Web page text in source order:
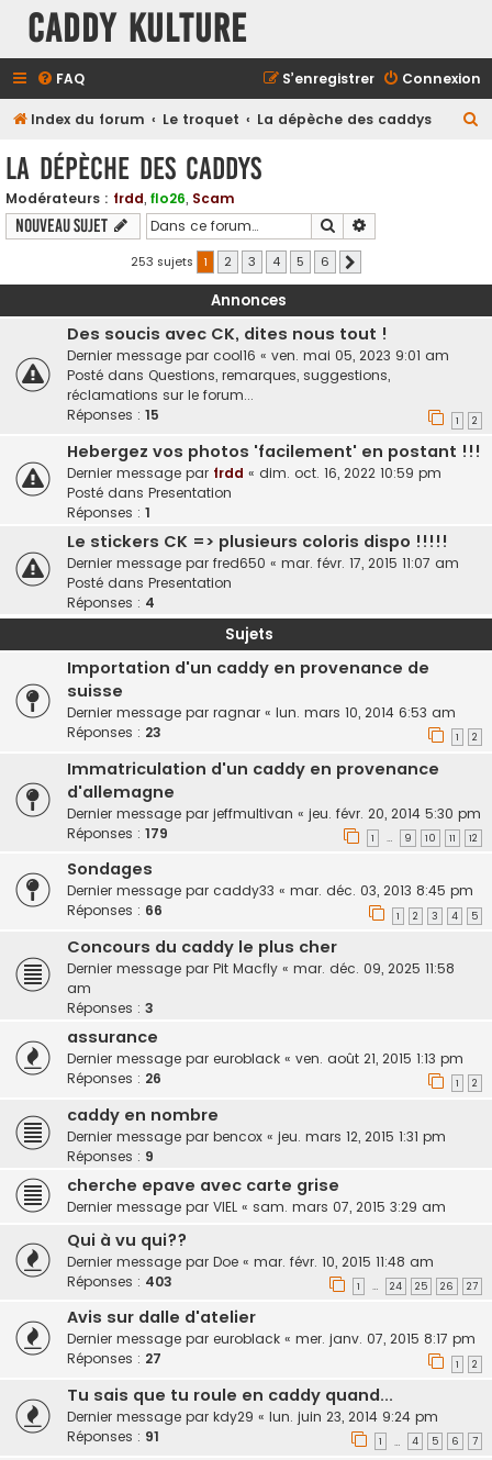
Caddy Kulture
FAQ Connexion
S’enregistrer
Index du forum Le troquet La dépèche des caddys
c
h
La dépèche des caddys
Modérateurs : frdd, flo26, Scam
Nouveau sujet Rechercher
253 sujets 1 2 3 4 5 6
Annonces
Des soucis avec CK, dites nous tout !
Dernier message par cool16 « ven. mai 05, 2023 9:01 am
Posté dans Questions, remarques, suggestions,
réclamations sur le forum...
Réponses : 15 1 2
Hebergez vos photos 'facilement' en postant !!!
Dernier message par frdd « dim. oct. 16, 2022 10:59 pm
Posté dans Presentation
Réponses : 1
Le stickers CK => plusieurs coloris dispo !!!!!
Dernier message par fred650 « mar. févr. 17, 2015 11:07 am
Posté dans Presentation
Réponses : 4
Sujets
Importation d'un caddy en provenance de
suisse
Dernier message par ragnar « lun. mars 10, 2014 6:53 am
Réponses : 23 1 2
Immatriculation d'un caddy en provenance
d'allemagne
Dernier message par jeffmultivan « jeu. févr. 20, 2014 5:30 pm
Réponses : 179 1 … 9 10 11 12
Sondages
Dernier message par caddy33 « mar. déc. 03, 2013 8:45 pm
Réponses : 66 1 2 3 4 5
Concours du caddy le plus cher
Dernier message par Pit Macfly « mar. déc. 09, 2025 11:58
am
Réponses : 3
assurance
Dernier message par euroblack « ven. août 21, 2015 1:13 pm
Réponses : 26 1 2
caddy en nombre
Dernier message par bencox « jeu. mars 12, 2015 1:31 pm
Réponses : 9
cherche epave avec carte grise
Dernier message par VIEL « sam. mars 07, 2015 3:29 am
Qui à vu qui??
Dernier message par Doe « mar. févr. 10, 2015 11:48 am
Réponses : 403 1 … 24 25 26 27
Avis sur dalle d'atelier
Dernier message par euroblack « mer. janv. 07, 2015 8:17 pm
Réponses : 27 1 2
Tu sais que tu roule en caddy quand...
Dernier message par kdy29 « lun. juin 23, 2014 9:24 pm
Réponses : 91 1 … 4 5 6 7